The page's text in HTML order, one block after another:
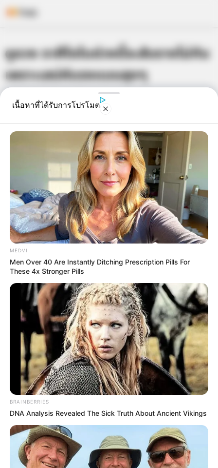
to
content
ดูดวง ราศีใดในช่วงนี้จะสับรางไม่ทัน
เพราะเสน่ห์แรงแบบสุดๆ
เจ้าหมอดู 28 พ.ค. 2014
แชร์
จะไปทางไหน จะทำอะไร ก็มีแต่คนจับจ้อง เพราะช่วงนี้คุณ
จะเสน่ห์แรงแบบสุดๆ เรียกได้ว่าสับรางไม่ทันกันเลยที
เดียว แต่จะเป็นราศีใดในช่วงนี้ ลองมาดูคำทำนายที่
Horoscope.Mthai.comนำมาฝากกันครับ
สับรางไม่ทัน เพราะเสน่ห์แรงแบบสุดๆ
เนื้อหาที่ได้รับการโปรโมต
MEDVI
Men Over 40 Are Instantly Ditching Prescription Pills For
These 4x Stronger Pills
BRAINBERRIES
DNA Analysis Revealed The Sick Truth About Ancient Vikings